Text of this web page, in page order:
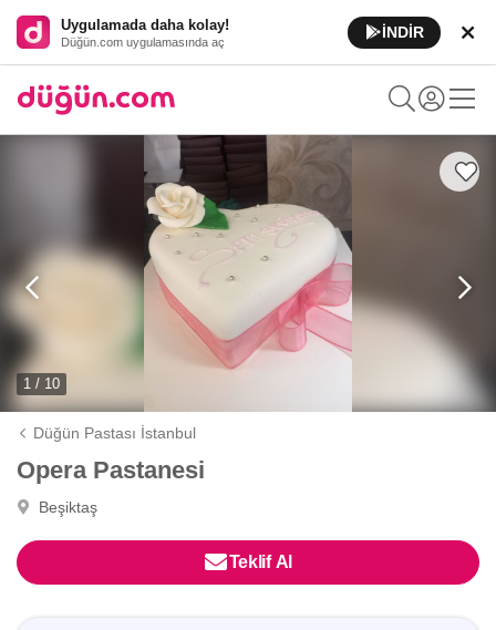
Uygulamada daha kolay!
Düğün.com uygulamasında aç
İNDİR
1 / 10
Düğün Pastası İstanbul
Opera Pastanesi
Beşiktaş
Teklif Al